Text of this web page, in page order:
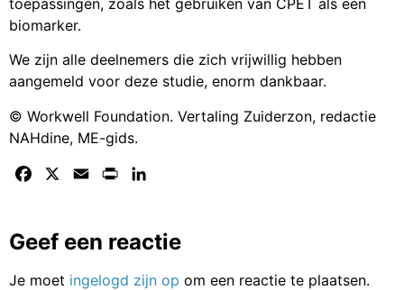
biomarker.
We zijn alle deelnemers die zich vrijwillig hebben
aangemeld voor deze studie, enorm dankbaar.
© Workwell Foundation. Vertaling Zuiderzon, redactie
NAHdine, ME-gids.
Facebook Email Print
Geef een reactie
Je moet ingelogd zijn op om een reactie te plaatsen.